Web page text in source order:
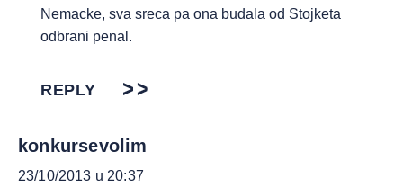
Nemacke, sva sreca pa ona budala od Stojketa
odbrani penal.
REPLY
konkursevolim
23/10/2013 u 20:37